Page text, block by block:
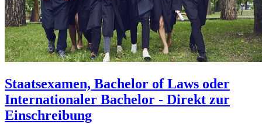
Staatsexamen, Bachelor of Laws oder
Internationaler Bachelor - Direkt zur
Einschreibung